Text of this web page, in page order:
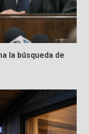
la búsqueda de